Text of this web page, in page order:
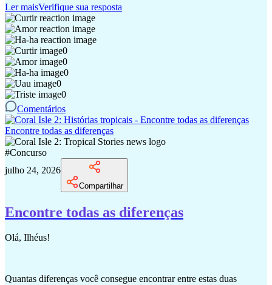
Ler maisVerifique sua resposta
0
0
0
0
0
Comentários
Encontre todas as diferenças
#Concurso
julho 24, 2026
Compartilhar
Encontre todas as diferenças
Olá, Ilhéus!
Quantas diferenças você consegue encontrar entre estas duas